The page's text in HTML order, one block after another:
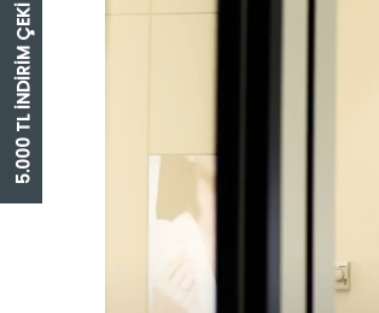
5.000 TL İNDİRİM ÇEKİ